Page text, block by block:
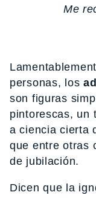
Me
personas, los
son figuras
pintorescas, un
a ciencia cierta
que entre otras
de jubilación.
Dicen que la